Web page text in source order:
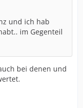
und ich hab
im Gegenteil
bei denen und